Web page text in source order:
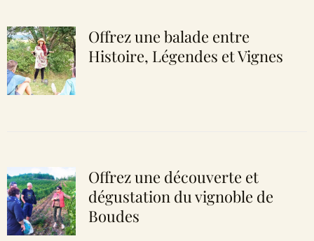
Offrez une balade entre
Histoire, Légendes et Vignes
Offrez une découverte et
dégustation du vignoble de
Boudes